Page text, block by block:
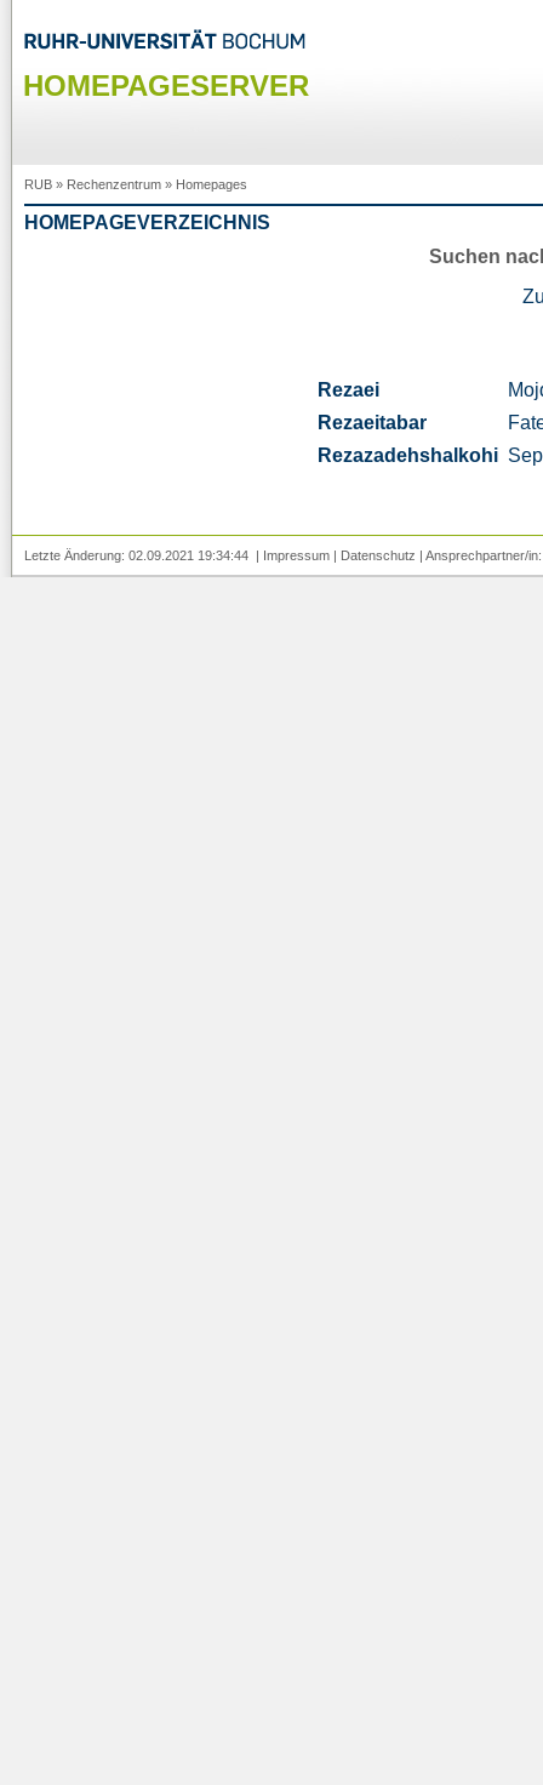
HOMEPAGESERVER
RUB » Rechenzentrum » Homepages
HOMEPAGEVERZEICHNIS
Suchen
Rezaei
Rezaeitabar
Rezazadehshalkohi
Letzte Änderung: 02.09.2021 19:34:44 | Impressum | Datenschutz | Ansprechpartner/